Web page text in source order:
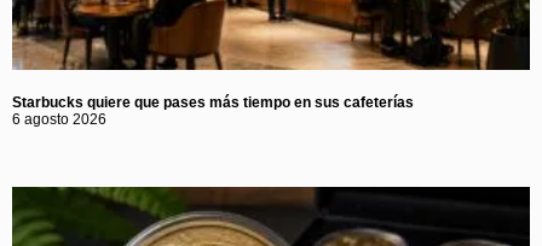
Starbucks quiere que pases más tiempo en sus cafeterías
6 agosto 2026